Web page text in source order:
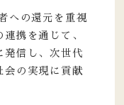
への還元を重視
携を通じて、
発信し、次世代
会の実現に貢献